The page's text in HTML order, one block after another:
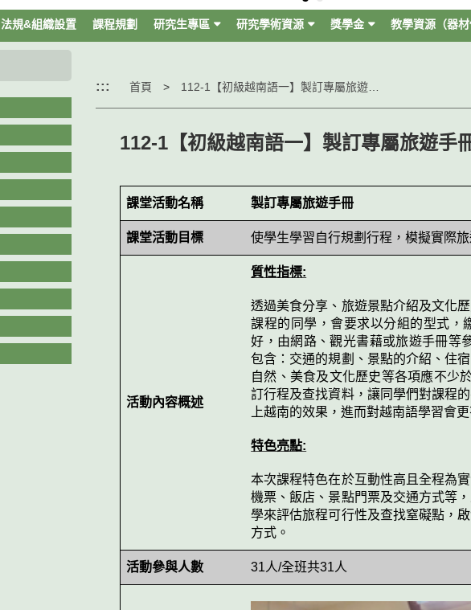
法規&組織設置 課程規劃 研究生專區 研究學術資源 獎學金 教學資源（器材
::: 首頁
112-1【初級越南語一】製訂專屬旅遊手
課堂活動名稱 製訂專屬旅遊手冊
課堂活動目標 使學生學習自行規劃行程，模擬實際旅
活動內容概述
質性指標:
透過美食分享、旅遊景點介紹及文化
課程的同學，會要求以分組的型式，
好，由網路、觀光書藉或旅遊手冊等
包含：交通的規劃、景點的介紹、住
自然、美食及文化歷史等各項應不少
訂行程及查找資料，讓同學們對課程
上越南的效果，進而對越南語學習會更
特色亮點:
本次課程特色在於互動性高且全程為
機票、飯店、景點門票及交通方式等
學來評估旅程可行性及查找窒礙點，
方式。
活動參與人數 31人/全班共31人